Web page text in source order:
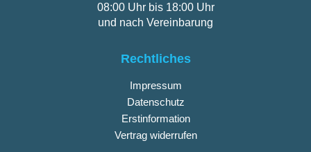
08:00 Uhr bis 18:00 Uhr
und nach Vereinbarung
Rechtliches
Impressum
Datenschutz
Erstinformation
Vertrag widerrufen